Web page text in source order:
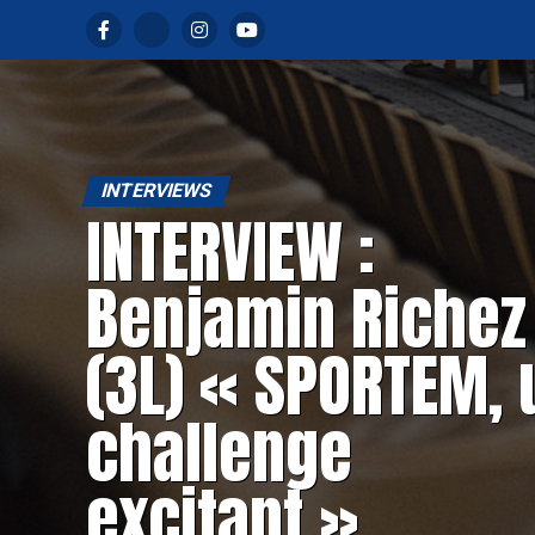
INTERVIEWS
INTERVIEW :
Benjamin Richez
(3L) « SPORTEM,
challenge